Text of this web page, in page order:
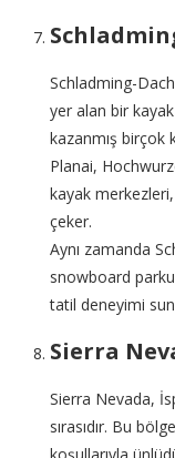
Schladming-
yer alan bir
kazanmış birçok
Planai,
kayak
çeker.
Aynı zamanda
snowboard
tatil deneyimi
Sierra
Sierra Nevada,
sırasıdır. Bu